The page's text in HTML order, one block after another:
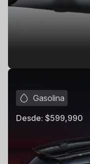
Gasolina
Desde: $599,990